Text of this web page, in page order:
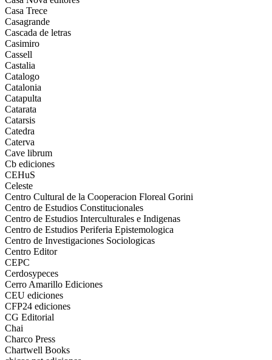
Casa Trece
Casagrande
Cascada de letras
Casimiro
Cassell
Castalia
Catalogo
Catalonia
Catapulta
Catarata
Catarsis
Catedra
Caterva
Cave librum
Cb ediciones
CEHuS
Celeste
Centro Cultural de la Cooperacion Floreal Gorini
Centro de Estudios Constitucionales
Centro de Estudios Interculturales e Indigenas
Centro de Estudios Periferia Epistemologica
Centro de Investigaciones Sociologicas
Centro Editor
CEPC
Cerdosypeces
Cerro Amarillo Ediciones
CEU ediciones
CFP24 ediciones
CG Editorial
Chai
Charco Press
Chartwell Books